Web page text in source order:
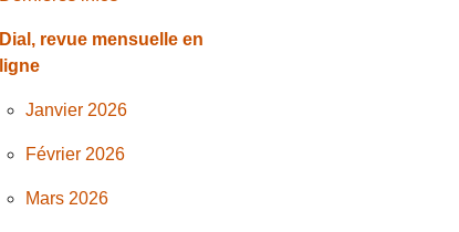
Dial, revue mensuelle en
ligne
Janvier 2026
Février 2026
Mars 2026